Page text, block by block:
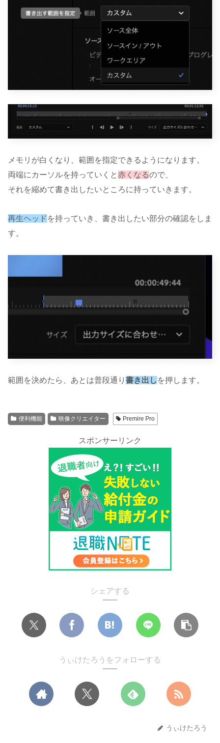
メモリが白くなり、範囲を指定できるようになります。
両端にカーソルを持っていくと赤くなるので、
それを縮めて書き出したいところに持っていきます。
再生ヘッド を持っていき、書き出したい部分の確認をしま
す。
範囲を決めたら、あとは普段通り 書き出し を押します。
便利機能 映像クリエイター Premire Pro
スポンサーリンク
シェアする
うぃけたろうをフォローする
うぃけたろう